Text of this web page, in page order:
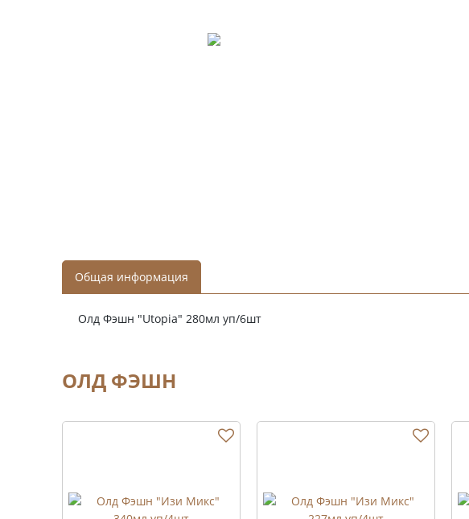
Общая информация
Олд Фэшн "Utopia" 280мл уп/6шт
ОЛД ФЭШН